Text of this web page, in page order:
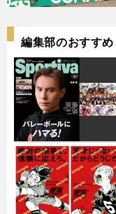
バ
編集部のおすすめ